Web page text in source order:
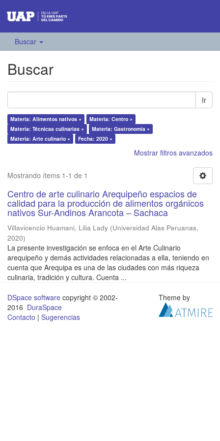
Buscar
Buscar
Ir
Materia: Alimentos nativos ×
Materia: Centro ×
Materia: Técnicas culinarias ×
Materia: Gastronomía ×
Materia: Arte culinario ×
Fecha: 2020 ×
Mostrar filtros avanzados
Mostrando ítems 1-1 de 1
Centro de arte culinario Arequipeño espacios de
calidad para la producción de alimentos orgánicos
nativos Sur-Andinos Arancota – Sachaca
Villavicencio Huamani, Lilia Lady (Universidad Alas Peruanas,
2020)
La presente investigación se enfoca en el Arte Culinario
arequipeño y demás actividades relacionadas a ella, teniendo en
cuenta que Arequipa es una de las ciudades con más riqueza
culinaria, tradición y cultura. Cuenta ...
DSpace software copyright © 2002-
2016 DuraSpace
Contacto | Sugerencias
Theme by